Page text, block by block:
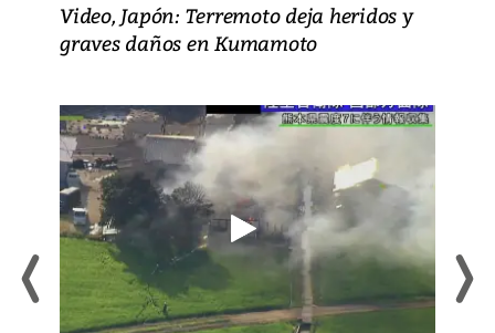
Video, Japón: Terremoto deja heridos y
graves daños en Kumamoto